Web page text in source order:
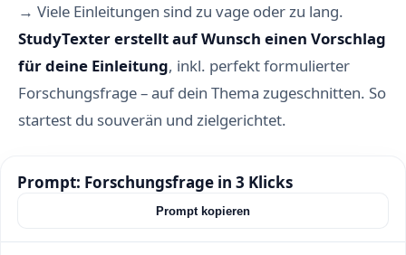
→ Viele Einleitungen sind zu vage oder zu lang.
StudyTexter erstellt auf Wunsch einen Vorschlag
für deine Einleitung, inkl. perfekt formulierter
Forschungsfrage – auf dein Thema zugeschnitten. So
startest du souverän und zielgerichtet.
Prompt: Forschungsfrage in 3 Klicks
Prompt kopieren